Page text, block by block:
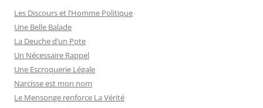
Les Discours et l’Homme Politique
Une Belle Balade
La Deuche d’un Pote
Un Nécessaire Rappel
Une Escroquerie Légale
Narcisse est mon nom
Le Mensonge renforce La Vérité